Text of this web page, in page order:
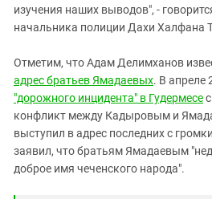
изучения наших выводов", -
начальника полиции Дахи Халфана
Отметим, что Адам Делимханов
адрес братьев Ямадаевых. В апреле
"дорожного инцидента" в Гудермесе
конфликт между Кадыровым и
выступил в адрес последних с
заявил, что братьям Ямадаевым
доброе имя чеченского народа".